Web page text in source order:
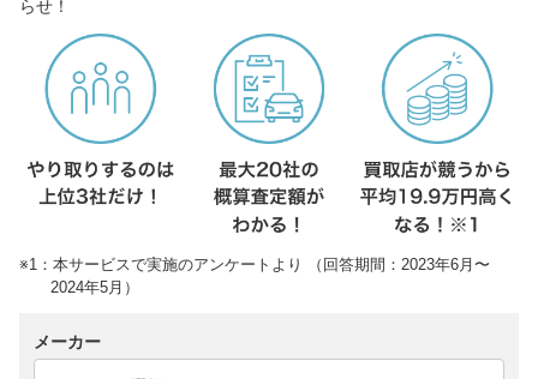
らせ！
※1：本サービスで実施のアンケートより （回答期間：2023年6月〜
2024年5月）
メーカー